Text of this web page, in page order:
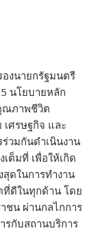
งนายกรัฐมนตรี
นโยบายหลัก
ณภาพชีวิต
ศรษฐกิจ และ
วมกันดำเนินงาน
ต็มที่ เพื่อให้เกิด
ดในการทำงาน
ดีในทุกด้าน โดย
ชน ผ่านกลไกการ
รกับสถานบริการ